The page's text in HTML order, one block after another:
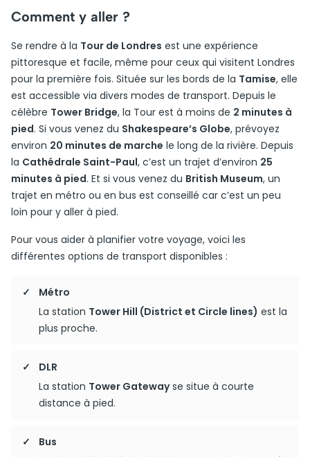
Comment y aller ?
Se rendre à la Tour de Londres est une expérience
pittoresque et facile, même pour ceux qui visitent Londres
pour la première fois. Située sur les bords de la Tamise, elle
est accessible via divers modes de transport. Depuis le
célèbre Tower Bridge, la Tour est à moins de 2 minutes à
pied. Si vous venez du Shakespeare’s Globe, prévoyez
environ 20 minutes de marche le long de la rivière. Depuis
la Cathédrale Saint-Paul, c’est un trajet d’environ 25
minutes à pied. Et si vous venez du British Museum, un
trajet en métro ou en bus est conseillé car c’est un peu
loin pour y aller à pied.
Pour vous aider à planifier votre voyage, voici les
différentes options de transport disponibles :
Métro
La station Tower Hill (District et Circle lines) est la
plus proche.
DLR
La station Tower Gatewayse situe à courte
distance à pied.
Bus